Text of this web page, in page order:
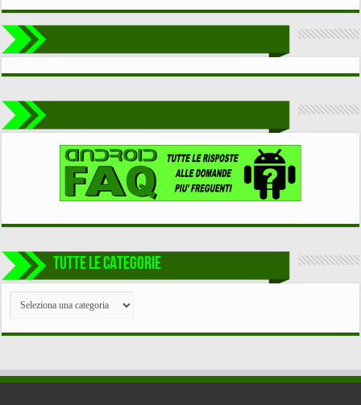
TUTTE LE CATEGORIE
TUTTE
CATEGORIE